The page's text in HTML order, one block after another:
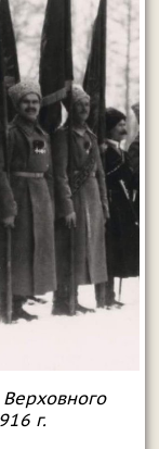
г.